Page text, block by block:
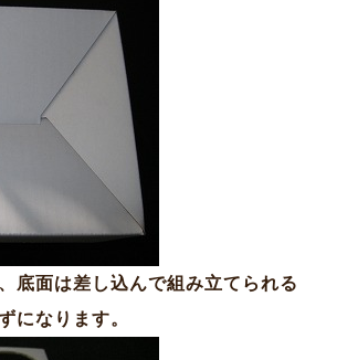
底面は差し込んで組み立てられる
になります。